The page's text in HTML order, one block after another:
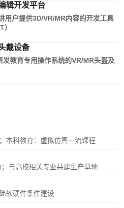
辑开发平台
用户提供3D/VR/MR内容的开发工具
）
戴设备
发教育专用操作系统的VR/MR头盔及
本科教育：虚拟仿真一流课程
与高校相关专业共建生产基地
软硬件条件建设